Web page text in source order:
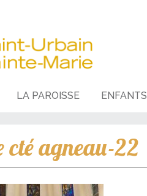
LA PAROISSE ENFANTS
cté agneau-22